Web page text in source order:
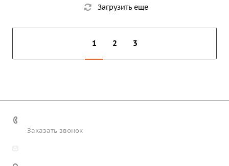
Загрузить еще
1 2 3
Заказать звонок